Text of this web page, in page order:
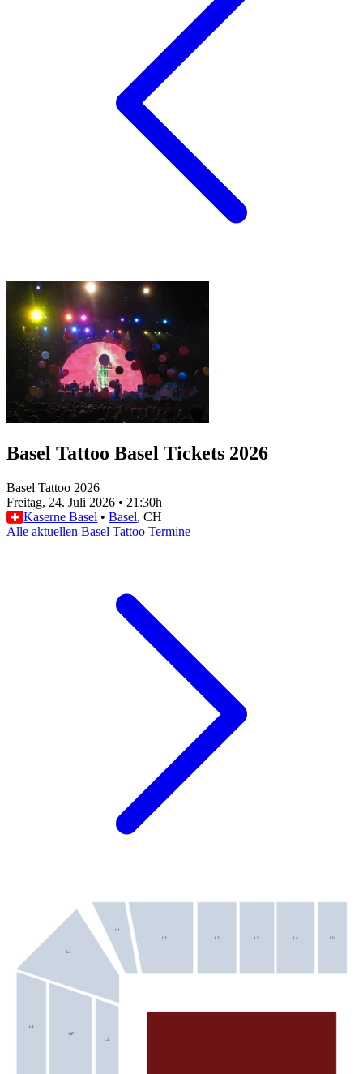
Basel Tattoo Basel Tickets 2026
Basel Tattoo 2026
Freitag, 24. Juli 2026 • 21:30h
Kaserne Basel • Basel, CH
Alle aktuellen Basel Tattoo Termine
L5
L4
L3
L2
L2
L1
L1
L1
VIP
L1